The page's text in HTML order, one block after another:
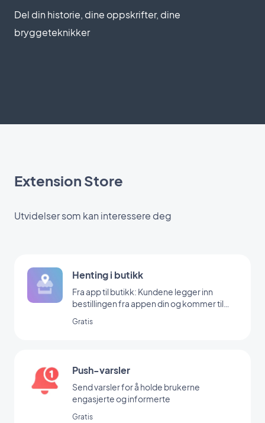
Del din historie, dine oppskrifter, dine
bryggeteknikker
Extension Store
Utvidelser som kan interessere deg
Henting i butikk
Fra app til butikk: Kundene legger inn
bestillingen fra appen din og kommer til
Gratis
Push-varsler
Send varsler for å holde brukerne
engasjerte og informerte
Gratis